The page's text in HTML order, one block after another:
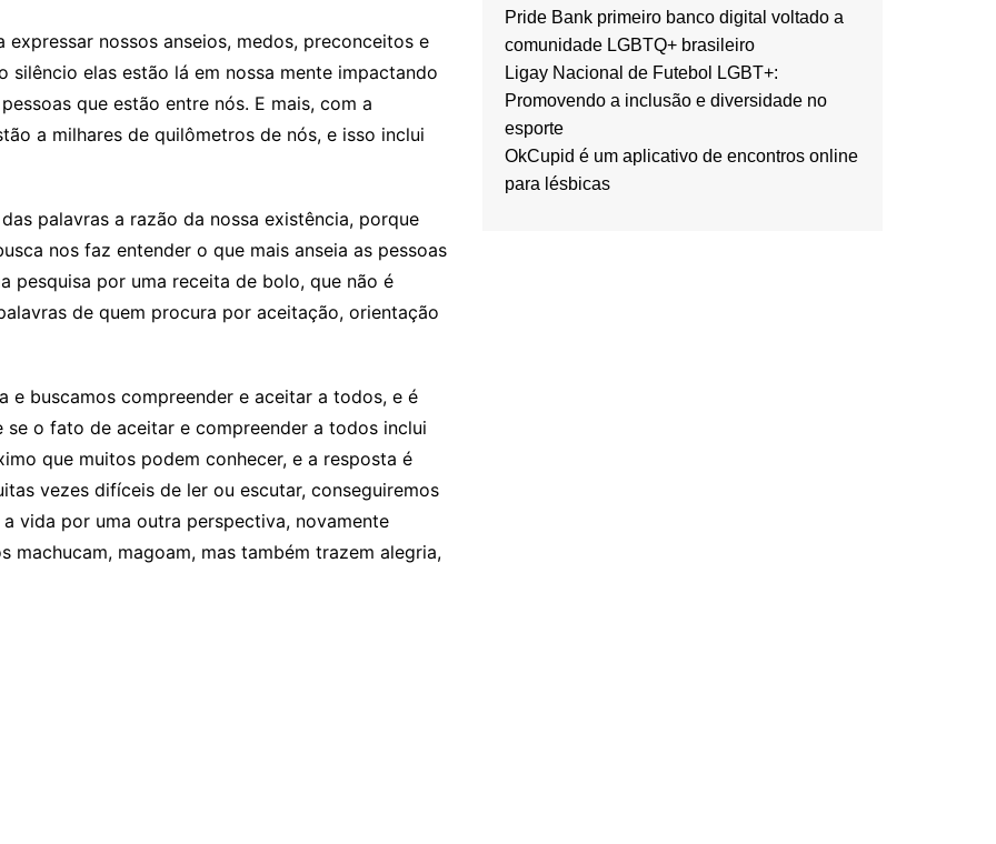
nossos anseios, medos, preconceitos e
silêncio elas estão lá em nossa mente impactando
que estão entre nós. E mais, com a
a milhares de quilômetros de nós, e isso inclui
palavras a razão da nossa existência, porque
nos faz entender o que mais anseia as pessoas
pesquisa por uma receita de bolo, que não é
de quem procura por aceitação, orientação
e buscamos compreender e aceitar a todos, e é
o fato de aceitar e compreender a todos inclui
que muitos podem conhecer, e a resposta é
vezes difíceis de ler ou escutar, conseguiremos
vida por uma outra perspectiva, novamente
magoam, mas também trazem alegria,
Pride Bank primeiro banco digital voltado a
comunidade LGBTQ+ brasileiro
Ligay Nacional de Futebol LGBT+:
Promovendo a inclusão e diversidade no
esporte
OkCupid é um aplicativo de encontros online
para lésbicas